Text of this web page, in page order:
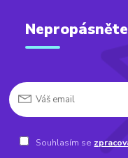
Souhlasím se